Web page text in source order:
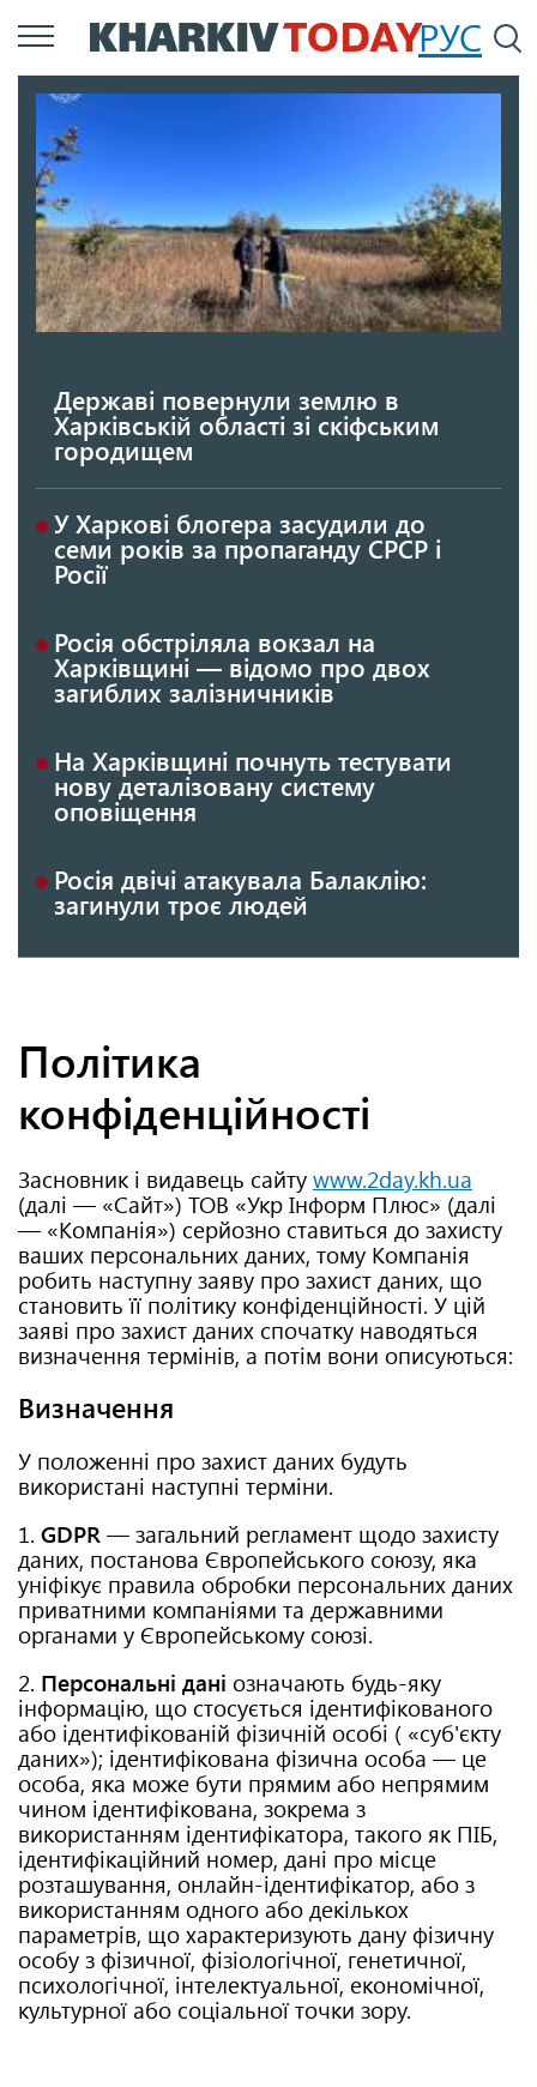
Перейти
до
РУС
Державі повернули землю в
Харківській області зі скіфським
городищем
У Харкові блогера засудили до
семи років за пропаганду СРСР і
Росії
Росія обстріляла вокзал на
Харківщині — відомо про двох
загиблих залізничників
На Харківщині почнуть тестувати
нову деталізовану систему
оповіщення
Росія двічі атакувала Балаклію:
загинули троє людей
Політика
конфіденційності
Засновник і видавець сайтуwww.2day.kh.ua
(далі — «Сайт») ТОВ «Укр Інформ Плюс» (далі
— «Компанія») серйозно ставиться до захисту
ваших персональних даних, тому Компанія
робить наступну заяву про захист даних, що
становить її політику конфіденційності. У цій
заяві про захист даних спочатку наводяться
визначення термінів, а потім вони описуються:
Визначення
У положенні про захист даних будуть
використані наступні терміни.
1. GDPR — загальний регламент щодо захисту
даних, постанова Європейського союзу, яка
уніфікує правила обробки персональних даних
приватними компаніями та державними
органами у Європейському союзі.
2. Персональні дані означають будь-яку
інформацію, що стосується ідентифікованого
або ідентифікованій фізичній особі ( «суб'єкту
даних»); ідентифікована фізична особа — це
особа, яка може бути прямим або непрямим
чином ідентифікована, зокрема з
використанням ідентифікатора, такого як ПІБ,
ідентифікаційний номер, дані про місце
розташування, онлайн-ідентифікатор, або з
використанням одного або декількох
параметрів, що характеризують дану фізичну
особу з фізичної, фізіологічної, генетичної,
психологічної, інтелектуальної, економічної,
культурної або соціальної точки зору.